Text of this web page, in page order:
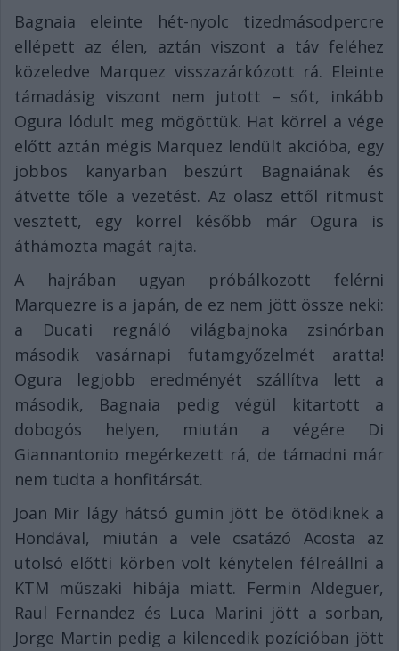
Bagnaia eleinte hét-nyolc tizedmásodpercre
ellépett az élen, aztán viszont a táv feléhez
közeledve Marquez visszazárkózott rá. Eleinte
támadásig viszont nem jutott – sőt, inkább
Ogura lódult meg mögöttük. Hat körrel a vége
előtt aztán mégis Marquez lendült akcióba, egy
jobbos kanyarban beszúrt Bagnaiának és
átvette tőle a vezetést. Az olasz ettől ritmust
vesztett, egy körrel később már Ogura is
áthámozta magát rajta.
A hajrában ugyan próbálkozott felérni
Marquezre is a japán, de ez nem jött össze neki:
a Ducati regnáló világbajnoka zsinórban
második vasárnapi futamgyőzelmét aratta!
Ogura legjobb eredményét szállítva lett a
második, Bagnaia pedig végül kitartott a
dobogós helyen, miután a végére Di
Giannantonio megérkezett rá, de támadni már
nem tudta a honfitársát.
Joan Mir lágy hátsó gumin jött be ötödiknek a
Hondával, miután a vele csatázó Acosta az
utolsó előtti körben volt kénytelen félreállni a
KTM műszaki hibája miatt. Fermin Aldeguer,
Raul Fernandez és Luca Marini jött a sorban,
Jorge Martin pedig a kilencedik pozícióban jött